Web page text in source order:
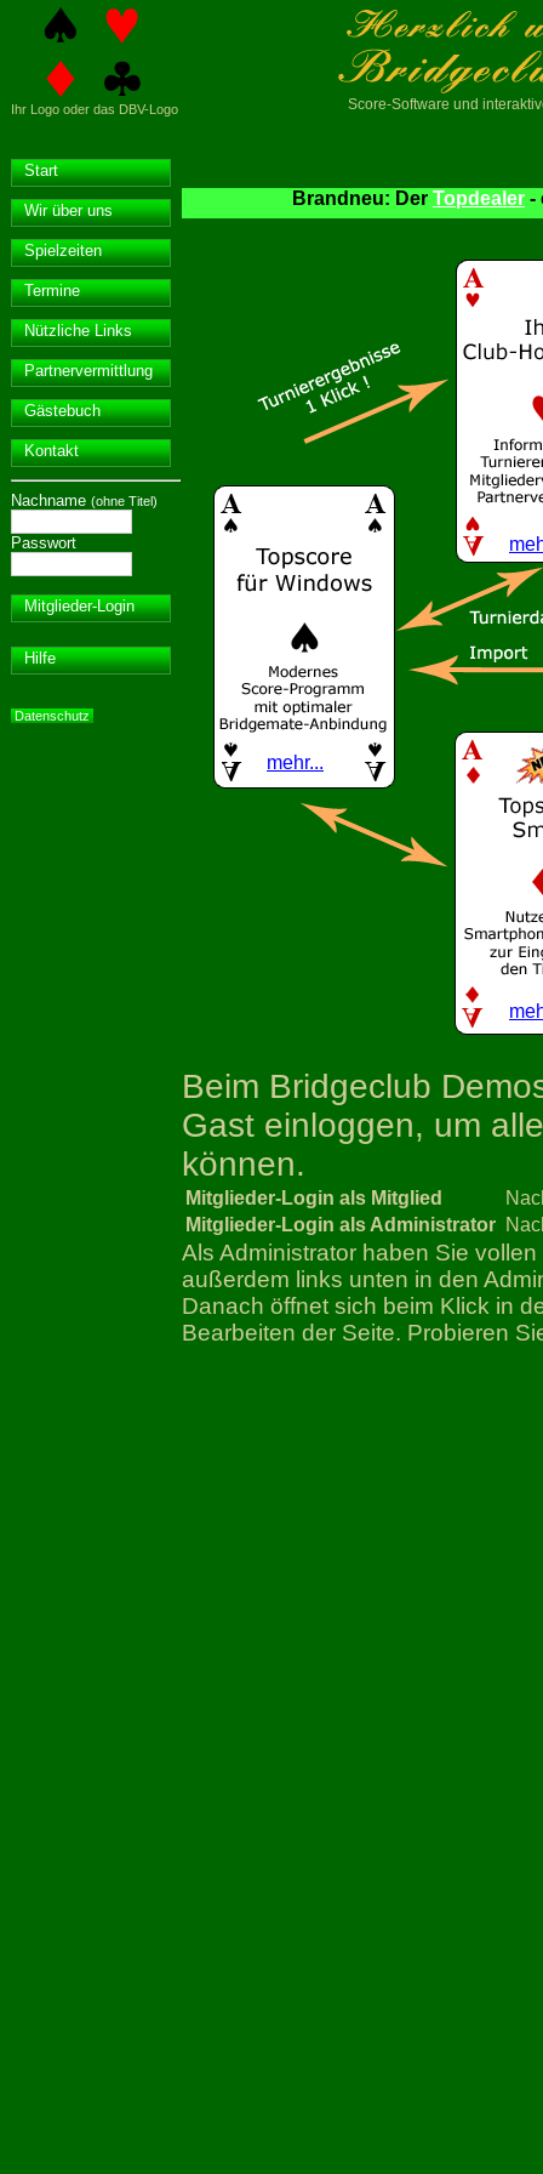
Ihr Logo oder das DBV-Logo Score-Software und
Start
Wir über uns
Spielzeiten
Termine
Nützliche Links
Partnervermittlung
Gästebuch
Kontakt
Nachname (ohne Titel)
Passwort
Mitglieder-Login
Hilfe
Datenschutz
Brandneu: Der Topdealer -
mehr...
Beim Bridgeclub
Gast einloggen, um
können.
Mitglieder-Login als Mitglied
Mitglieder-Login als Administrator
Als Administrator haben Sie
außerdem links unten in den
Danach öffnet sich beim Klick in
Bearbeiten der Seite. Probieren